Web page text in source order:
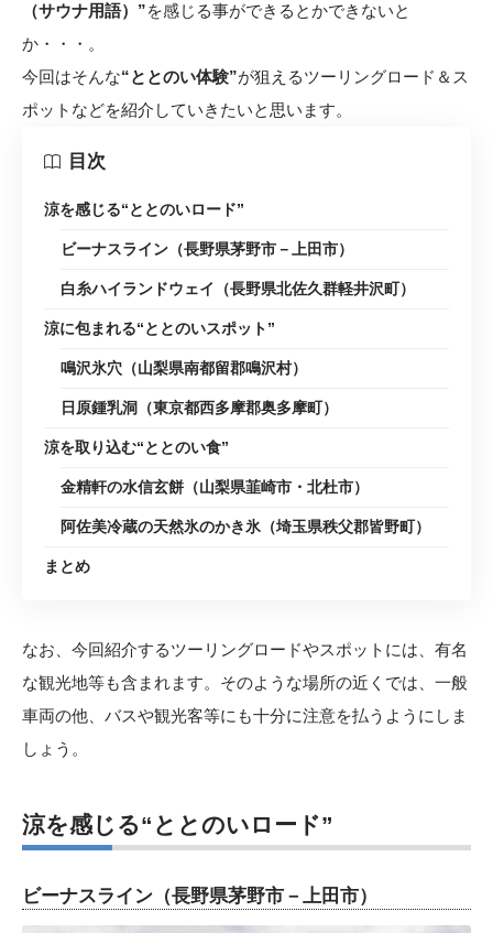
（サウナ用語）”を感じる事ができるとかできないと
か・・・。
今回はそんな“ととのい体験”が狙えるツーリングロード＆ス
ポットなどを紹介していきたいと思います。
目次
涼を感じる“ととのいロード”
ビーナスライン（長野県茅野市－上田市）
白糸ハイランドウェイ（長野県北佐久群軽井沢町）
涼に包まれる“ととのいスポット”
鳴沢氷穴（山梨県南都留郡鳴沢村）
日原鍾乳洞（東京都西多摩郡奥多摩町）
涼を取り込む“ととのい食”
金精軒の水信玄餅（山梨県韮崎市・北杜市）
阿佐美冷蔵の天然氷のかき氷（埼玉県秩父郡皆野町）
まとめ
なお、今回紹介するツーリングロードやスポットには、有名
な観光地等も含まれます。そのような場所の近くでは、一般
車両の他、バスや観光客等にも十分に注意を払うようにしま
しょう。
涼を感じる“ととのいロード”
ビーナスライン（長野県茅野市－上田市）